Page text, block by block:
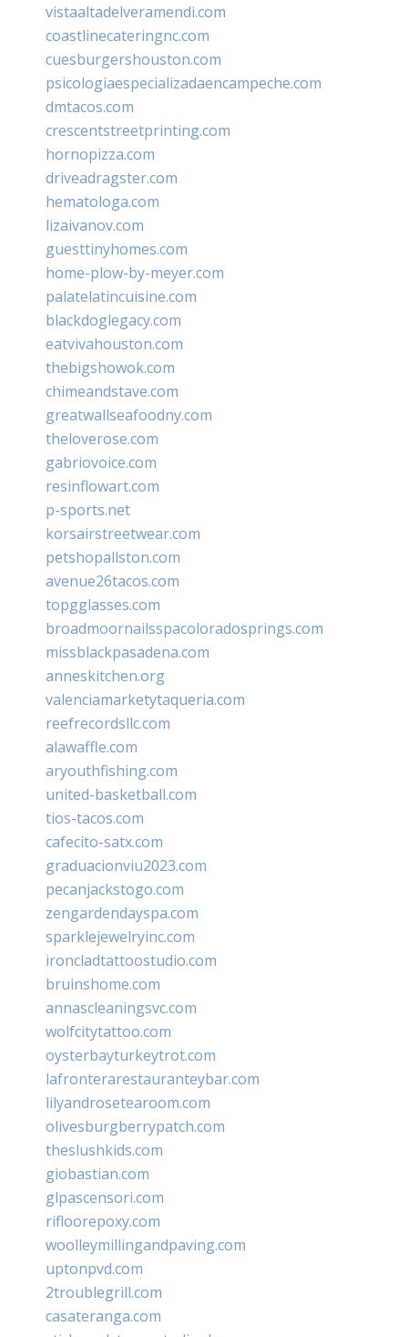
vistaaltadelveramendi.com
coastlinecateringnc.com
cuesburgershouston.com
psicologiaespecializadaencampeche.com
dmtacos.com
crescentstreetprinting.com
hornopizza.com
driveadragster.com
hematologa.com
lizaivanov.com
guesttinyhomes.com
home-plow-by-meyer.com
palatelatincuisine.com
blackdoglegacy.com
eatvivahouston.com
thebigshowok.com
chimeandstave.com
greatwallseafoodny.com
theloverose.com
gabriovoice.com
resinflowart.com
p-sports.net
korsairstreetwear.com
petshopallston.com
avenue26tacos.com
topgglasses.com
broadmoornailsspacoloradosprings.com
missblackpasadena.com
anneskitchen.org
valenciamarketytaqueria.com
reefrecordsllc.com
alawaffle.com
aryouthfishing.com
united-basketball.com
tios-tacos.com
cafecito-satx.com
graduacionviu2023.com
pecanjackstogo.com
zengardendayspa.com
sparklejewelryinc.com
ironcladtattoostudio.com
bruinshome.com
annascleaningsvc.com
wolfcitytattoo.com
oysterbayturkeytrot.com
lafronterarestauranteybar.com
lilyandrosetearoom.com
olivesburgberrypatch.com
theslushkids.com
giobastian.com
glpascensori.com
rifloorepoxy.com
woolleymillingandpaving.com
uptonpvd.com
2troublegrill.com
casateranga.com